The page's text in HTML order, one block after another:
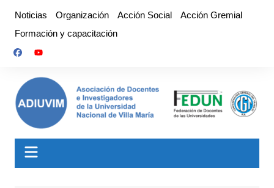
contenido
Noticias Organización Acción Social
Acción Gremial
Formación y capacitación